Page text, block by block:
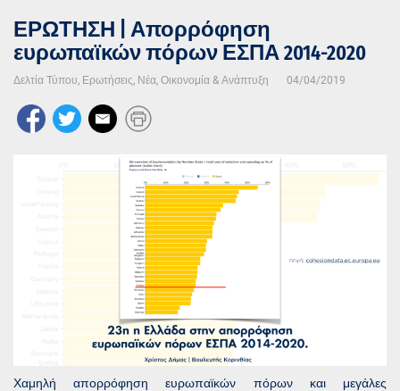
ΕΡΩΤΗΣΗ | Απορρόφηση
ευρωπαϊκών πόρων ΕΣΠΑ 2014-2020
Δελτία Τύπου, Ερωτήσεις, Νέα, Οικονομία & Ανάπτυξη 04/04/2019
Χαμηλή απορρόφηση ευρωπαϊκών πόρων και μεγάλες